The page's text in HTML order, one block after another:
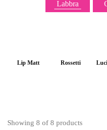
Labbra
Lip Matt Rossetti
Correttori
Blush e Terre
Showing 8 of 8 products